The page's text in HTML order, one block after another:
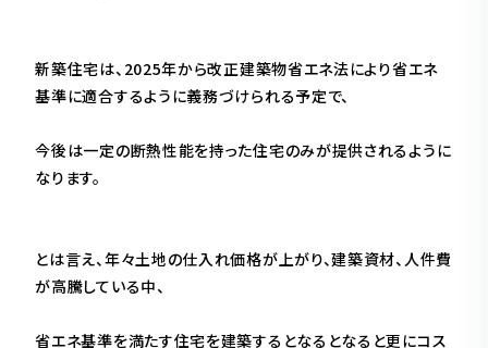
新築住宅は、2025年から改正建築物省エネ法により省エネ
基準に適合するように義務づけられる予定で、
今後は一定の断熱性能を持った住宅のみが提供されるように
なります。
とは言え、年々土地の仕入れ価格が上がり、建築資材、人件費
が高騰している中、
省エネ基準を満たす住宅を建築するとなるとなると更にコス